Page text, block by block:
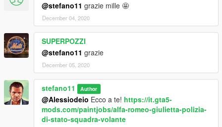
@stefano11 grazie mille 🤩
December 04, 2020
SUPERPOZZI
@stefano11 grazie
December 05, 2020
stefano11 Author
@Alessiodeio Ecco a te! https://it.gta5-
mods.com/paintjobs/alfa-romeo-giulietta-polizia-
di-stato-squadra-volante